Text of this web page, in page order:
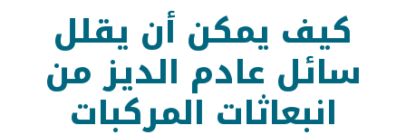
كيف يمكن أن يقلل
سائل عادم الديز من
انبعاثات المركبات